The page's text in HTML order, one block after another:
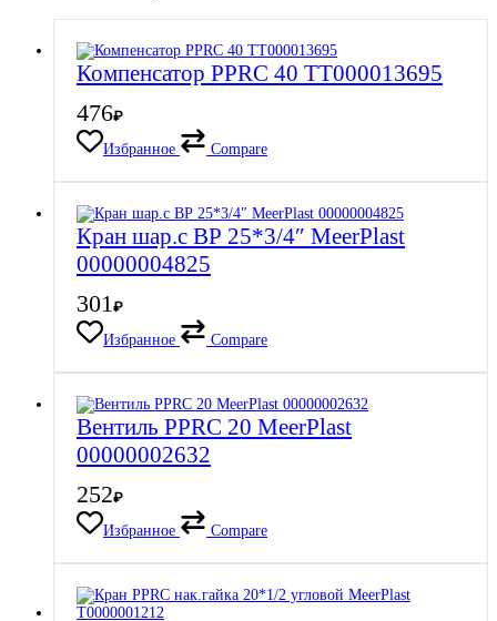
Компенсатор PPRC 40 ТТ000013695
476₽
Избранное
Compare
Кран шар.с ВР 25*3/4″ MeerPlast
00000004825
301₽
Избранное
Compare
Вентиль PPRC 20 MeerPlast
00000002632
252₽
Избранное
Compare